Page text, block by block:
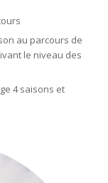
au parcours de
le niveau des
4 saisons et